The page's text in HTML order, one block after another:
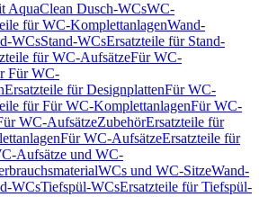
AquaClean Dusch-WCsWC-
für WC-KomplettanlagenWand-
WCsStand-WCsErsatzteile für Stand-
für WC-AufsätzeFür WC-
Für WC-
Ersatzteile für DesignplattenFür WC-
für Für WC-KomplettanlagenFür WC-
WC-AufsätzeZubehörErsatzteile für
Für WC-AufsätzeErsatzteile für
Aufsätze und WC-
WCs und WC-SitzeWand-
WCsTiefspül-WCsErsatzteile für Tiefspül-